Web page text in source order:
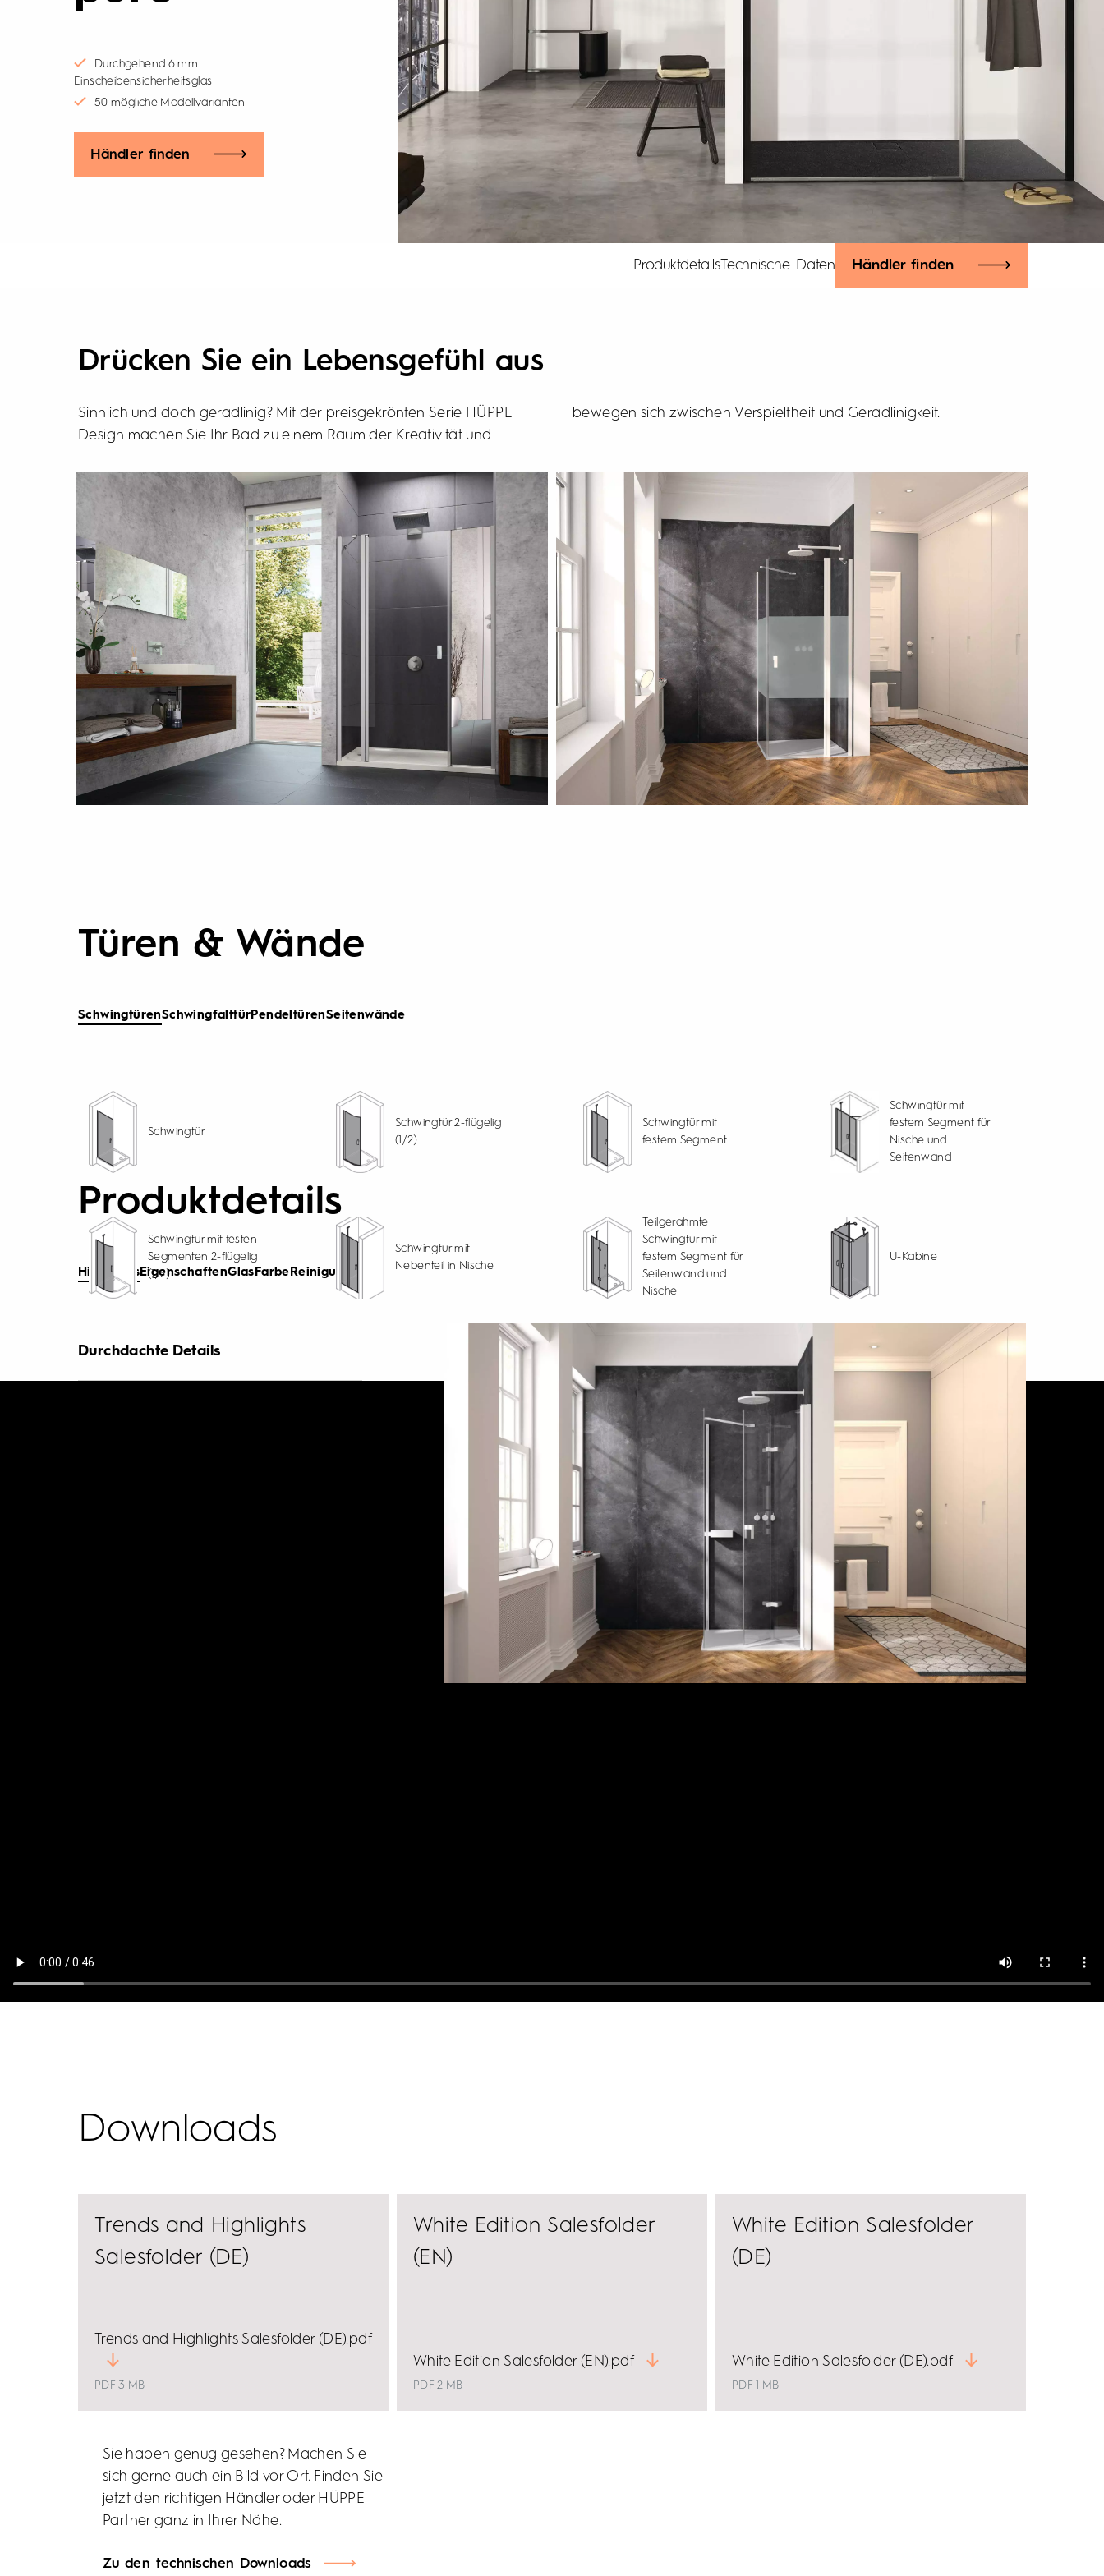
Durchgehend 6 mm
Einscheibensicherheitsglas
50 mögliche Modellvarianten
Händler finden
ProduktdetailsTechnische Daten Händler finden
Drücken Sie ein Lebensgefühl aus
Sinnlich und doch geradlinig? Mit der preisgekrönten Serie HÜPPE
Design machen Sie Ihr Bad zu einem Raum der Kreativität und
bewegen sich zwischen Verspieltheit und Geradlinigkeit.
Türen & Wände
SchwingtürenSchwingfalttürPendeltürenSeitenwände
Schwingtür
Schwingtür 2-flügelig
(1/2)
Schwingtür mit
festem Segment
Schwingtür mit
festem Segment für
Nische und
Seitenwand
Schwingtür mit festen
Segmenten 2-flügelig
(1/2)
Schwingtür mit
Nebenteil in Nische
Teilgerahmte
Schwingtür mit
festem Segment für
Seitenwand und
Nische
U-Kabine
Produktdetails
HighlightsEigenschaftenGlasFarbeReinigung
Durchdachte Details
Downloads
Trends and Highlights
Salesfolder (DE)
Trends and Highlights Salesfolder (DE).pdf
PDF 3 MB
White Edition Salesfolder
(EN)
White Edition Salesfolder (EN).pdf
PDF 2 MB
White Edition Salesfolder
(DE)
White Edition Salesfolder (DE).pdf
PDF 1 MB
Sie haben genug gesehen? Machen Sie
sich gerne auch ein Bild vor Ort. Finden Sie
jetzt den richtigen Händler oder HÜPPE
Partner ganz in Ihrer Nähe.
Zu den technischen Downloads